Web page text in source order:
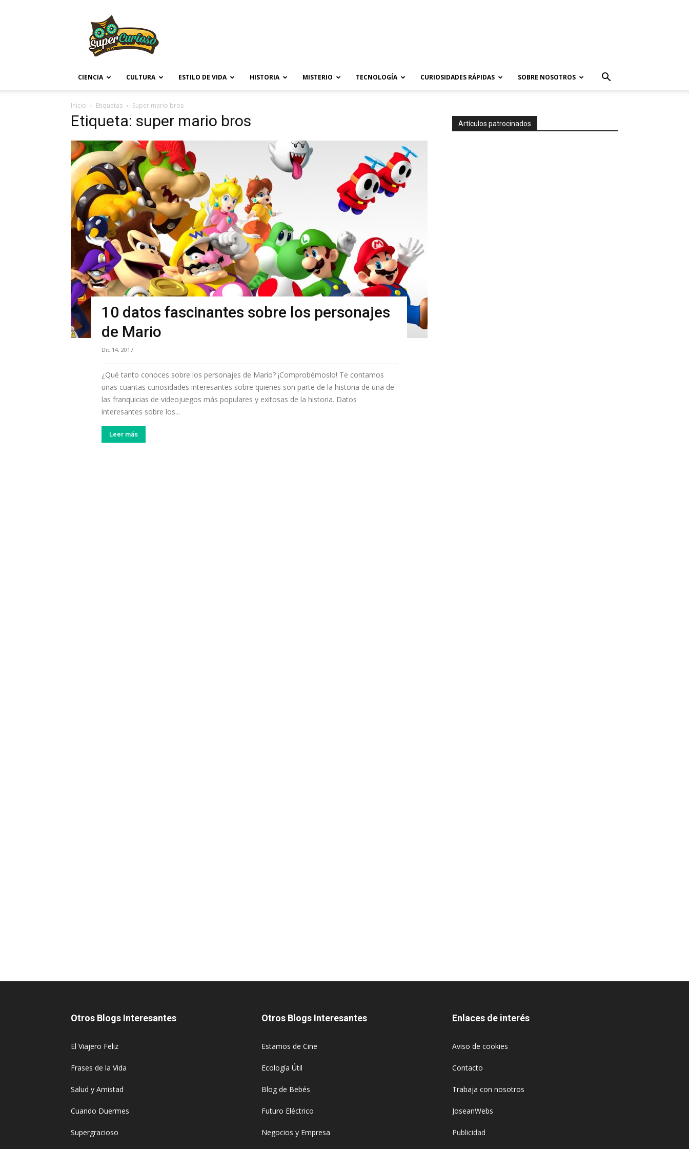
CIENCIA CULTURA ESTILO DE VIDA HISTORIA MISTERIO TECNOLOGÍA CURIOSIDADES RÁPIDAS SOBRE NOSOTROS
Inicio Etiquetas Super mario bros
Etiqueta: super mario bros
10 datos fascinantes sobre los personajes
de Mario
Dic 14, 2017
¿Qué tanto conoces sobre los personajes de Mario? ¡Comprobémoslo! Te contamos
unas cuantas curiosidades interesantes sobre quienes son parte de la historia de una de
las franquicias de videojuegos más populares y exitosas de la historia. Datos
interesantes sobre los...
Leer más
Artículos patrocinados
Otros Blogs Interesantes
El Viajero Feliz
Frases de la Vida
Salud y Amistad
Cuando Duermes
Supergracioso
Otros Blogs Interesantes
Estamos de Cine
Ecología Útil
Blog de Bebés
Futuro Eléctrico
Negocios y Empresa
Enlaces de interés
Aviso de cookies
Contacto
Trabaja con nosotros
JoseanWebs
Publicidad